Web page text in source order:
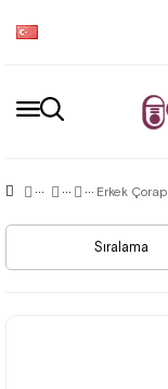
Erkek Çorap
Sıralama